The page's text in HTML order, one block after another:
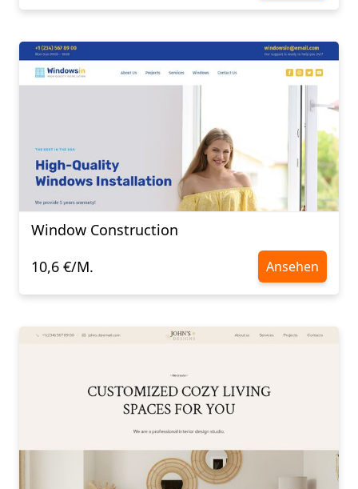
Window Construction
10,6 €/M.
Ansehen